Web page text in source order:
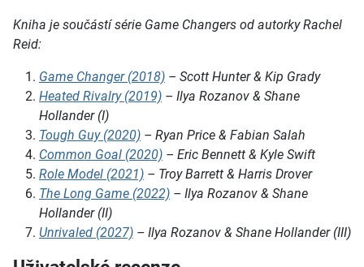
Kniha je součástí série Game Changers od autorky Rachel
Reid:
Game Changer (2018) – Scott Hunter & Kip Grady
Heated Rivalry (2019) – Ilya Rozanov & Shane
Hollander (I)
Tough Guy (2020) – Ryan Price & Fabian Salah
Common Goal (2020) – Eric Bennett & Kyle Swift
Role Model (2021) – Troy Barrett & Harris Drover
The Long Game (2022) – Ilya Rozanov & Shane
Hollander (II)
Unrivaled (2027) – Ilya Rozanov & Shane Hollander (III)